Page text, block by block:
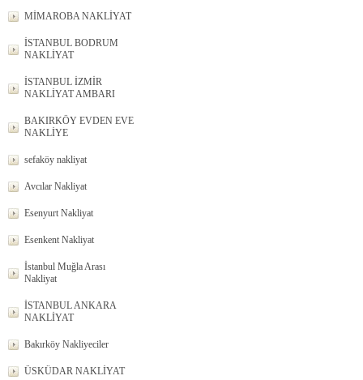
MİMAROBA NAKLİYAT
İSTANBUL BODRUM
NAKLİYAT
İSTANBUL İZMİR
NAKLİYAT AMBARI
BAKIRKÖY EVDEN EVE
NAKLİYE
sefaköy nakliyat
Avcılar Nakliyat
Esenyurt Nakliyat
Esenkent Nakliyat
İstanbul Muğla Arası
Nakliyat
İSTANBUL ANKARA
NAKLİYAT
Bakırköy Nakliyeciler
ÜSKÜDAR NAKLİYAT